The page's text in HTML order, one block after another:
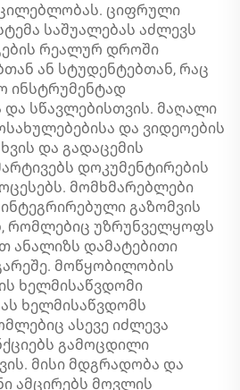
ციფრული
საშუალებას აძლევს
რეალურ დროში
ან სტუდენტებთან, რაც
ინსტრუმენტად
სწავლებისთვის. მაღალი
და ვიდეოების
და გადაცემის
დოკუმენტირების
მომხმარებლები
გაზომვის
რომლებიც უზრუნველყოფს
ანალიზს დამატებითი
მოწყობილობის
ხელმისაწვდომი
ხელმისაწვდომს
ასევე იძლევა
გამოცდილი
მისი მდგრადობა და
ამცირებს მოვლის